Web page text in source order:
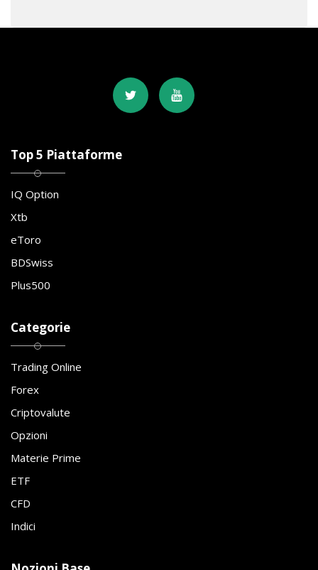
Top 5 Piattaforme
IQ Option
Xtb
eToro
BDSwiss
Plus500
Categorie
Trading Online
Forex
Criptovalute
Opzioni
Materie Prime
ETF
CFD
Indici